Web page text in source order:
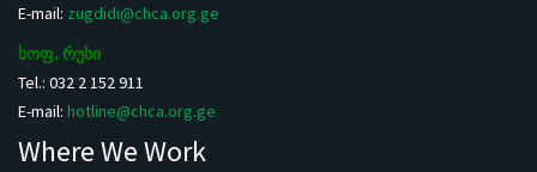
E-mail: zugdidi@chca.org.ge
სოფ. რუხი
Tel.: 032 2 152 911
E-mail: hotline@chca.org.ge
Where We Work